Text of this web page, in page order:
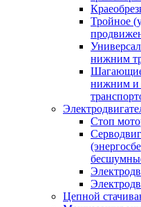
Тройное
нижним
нижним и
Стоп
Цепной